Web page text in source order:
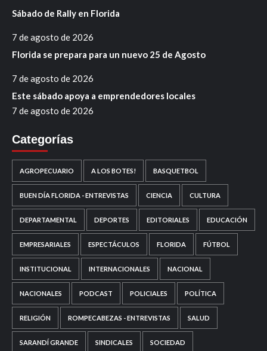
Sábado de Rally en Florida
7 de agosto de 2026
Florida se prepara para un nuevo 25 de Agosto
7 de agosto de 2026
Este sábado apoya a emprendedores locales
7 de agosto de 2026
Categorías
AGROPECUARIO A LOS BOTES! BASQUETBOL
BUEN DÍA FLORIDA - ENTREVISTAS CIENCIA CULTURA
DEPARTAMENTAL DEPORTES EDITORIALES EDUCACIÓN
EMPRESARIALES ESPECTÁCULOS FLORIDA FÚTBOL
INSTITUCIONAL INTERNACIONALES NACIONAL
NACIONALES PODCAST POLICIALES POLÍTICA
RELIGIÓN ROMPECABEZAS - ENTREVISTAS SALUD
SARANDÍ GRANDE SINDICALES SOCIEDAD